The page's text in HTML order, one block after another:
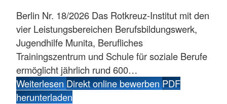
Berlin Nr. 18/2026 Das Rotkreuz-Institut mit den
vier Leistungsbereichen Berufsbildungswerk,
Jugendhilfe Munita, Berufliches
Trainingszentrum und Schule für soziale Berufe
ermöglicht jährlich rund 600…
WeiterlesenDirekt online bewerbenPDF
herunterladen